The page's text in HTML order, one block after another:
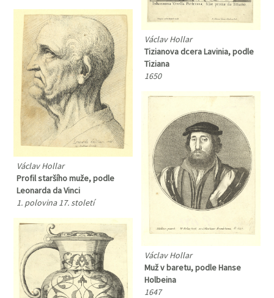
Václav Hollar
Tizianova dcera Lavinia, podle
Tiziana
1650
Václav Hollar
Profil staršího muže, podle
Leonarda da Vinci
1. polovina 17. století
Václav Hollar
Muž v baretu, podle Hanse
Holbeina
1647